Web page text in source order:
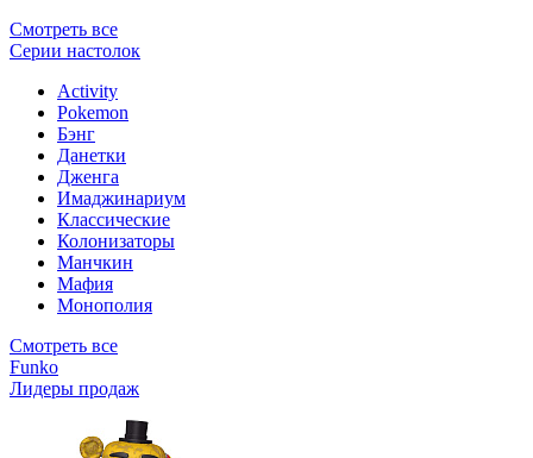
Смотреть все
Серии настолок
Activity
Pokemon
Бэнг
Данетки
Дженга
Имаджинариум
Классические
Колонизаторы
Манчкин
Мафия
Монополия
Смотреть все
Funko
Лидеры продаж